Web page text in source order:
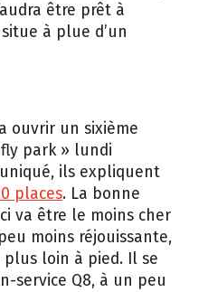
être prêt à
à plue d’un
ouvrir un sixième
park » lundi
ils expliquent
places. La bonne
va être le moins cher
moins réjouissante,
plus loin à pied. Il se
service Q8, à un peu